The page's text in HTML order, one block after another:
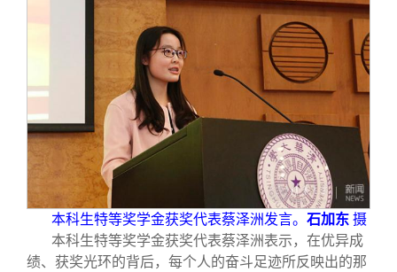
本科生特等奖学金获奖代表蔡泽洲发言。 石加东 摄
本科生特等奖学金获奖代表蔡泽洲表示，在优异成
绩、获奖光环的背后，每个人的奋斗足迹所反映出的那